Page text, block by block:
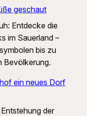
geschaut
Entdecke die
im Sauerland –
bis zu
Bevölkerung.
ein neues Dorf
der